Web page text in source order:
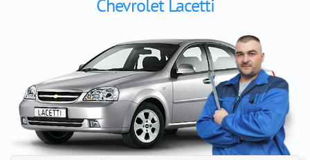
Chevrolet Lacetti